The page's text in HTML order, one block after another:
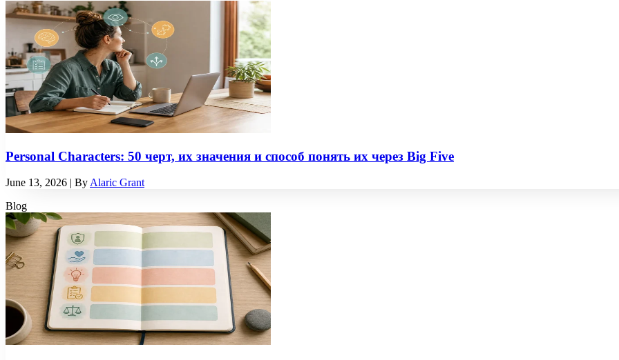
Personal Characters: 50 черт, их значения и способ понять их через Big Five
June 13, 2026 | By Alaric Grant
Blog